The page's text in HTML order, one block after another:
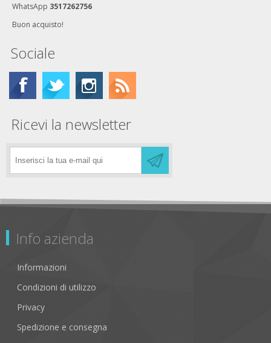
WhatsApp 3517262756
Buon acquisto!
Sociale
Ricevi la newsletter
Info azienda
Informazioni
Condizioni di utilizzo
Privacy
Spedizione e consegna